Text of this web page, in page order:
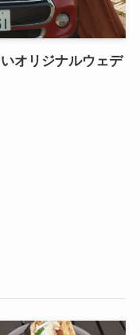
オリジナルウェデ